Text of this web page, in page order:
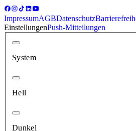
ImpressumAGBDatenschutz
EinstellungenPush-Mitteilungen
System
Hell
Dunkel